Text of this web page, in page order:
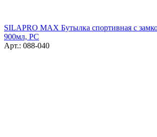
SILAPRO MAX Бутылка спортивная с
900мл, PC
Арт.: 088-040